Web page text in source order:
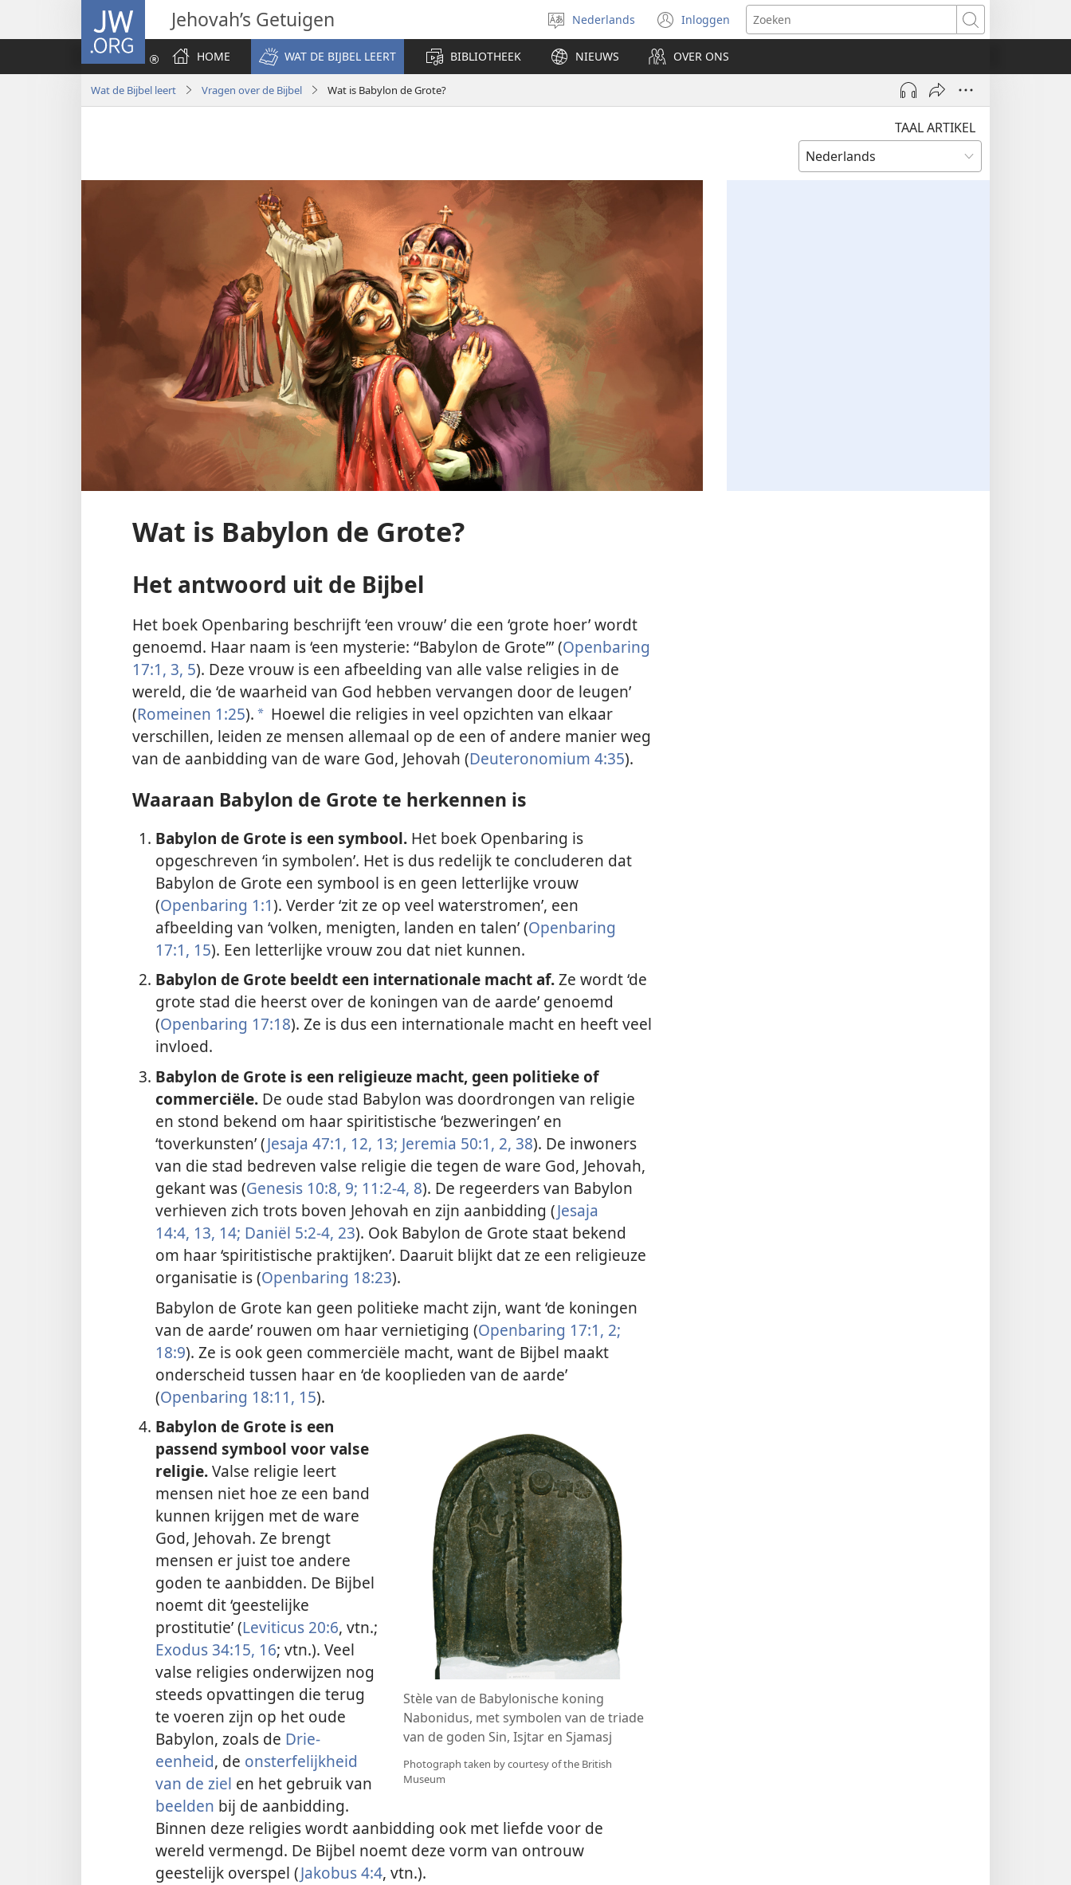
JW.ORG Jehovah’s Getuigen
Taal
selecteren
Nederlands Inloggen
(opent
nieuw
venster)
Zoeken
HOME
WAT DE BIJBEL LEERT BIBLIOTHEEK NIEUWS OVER ONS
Wat de Bijbel leert Vragen over de Bijbel Wat is Babylon de Grote?
TAAL ARTIKEL
Wat is Babylon de Grote?
Het antwoord uit de Bijbel
Het boek Openbaring beschrijft ‘een vrouw’ die een ‘grote hoer’ wordt
genoemd. Haar naam is ‘een mysterie: “Babylon de Grote”’ (Openbaring
17:1, 3, 5). Deze vrouw is een afbeelding van alle valse religies in de
wereld, die ‘de waarheid van God hebben vervangen door de leugen’
(Romeinen 1:25). a Hoewel die religies in veel opzichten van elkaar
verschillen, leiden ze mensen allemaal op de een of andere manier weg
van de aanbidding van de ware God, Jehovah (Deuteronomium 4:35).
Waaraan Babylon de Grote te herkennen is
Babylon de Grote is een symbool.Het boek Openbaring is
opgeschreven ‘in symbolen’. Het is dus redelijk te concluderen dat
Babylon de Grote een symbool is en geen letterlijke vrouw
(Openbaring 1:1). Verder ‘zit ze op veel waterstromen’, een
afbeelding van ‘volken, menigten, landen en talen’ (Openbaring
17:1, 15). Een letterlijke vrouw zou dat niet kunnen.
Babylon de Grote beeldt een internationale macht af.Ze wordt ‘de
grote stad die heerst over de koningen van de aarde’ genoemd
(Openbaring 17:18). Ze is dus een internationale macht en heeft veel
invloed.
Babylon de Grote is een religieuze macht, geen politieke of
commerciële.De oude stad Babylon was doordrongen van religie
en stond bekend om haar spiritistische ‘bezweringen’ en
‘toverkunsten’ (Jesaja 47:1, 12, 13; Jeremia 50:1, 2, 38). De inwoners
van die stad bedreven valse religie die tegen de ware God, Jehovah,
gekant was (Genesis 10:8, 9; 11:2-4, 8). De regeerders van Babylon
verhieven zich trots boven Jehovah en zijn aanbidding (Jesaja
14:4, 13, 14; Daniël 5:2-4, 23). Ook Babylon de Grote staat bekend
om haar ‘spiritistische praktijken’. Daaruit blijkt dat ze een religieuze
organisatie is (Openbaring 18:23).
Babylon de Grote kan geen politieke macht zijn, want ‘de koningen
van de aarde’ rouwen om haar vernietiging (Openbaring 17:1, 2;
18:9). Ze is ook geen commerciële macht, want de Bijbel maakt
onderscheid tussen haar en ‘de kooplieden van de aarde’
(Openbaring 18:11, 15).
Photograph taken by courtesy of the British
Museum
Stèle van de Babylonische koning
Nabonidus, met symbolen van de triade
van de goden Sin, Isjtar en Sjamasj
Babylon de Grote is een
passend symbool voor valse
religie.Valse religie leert
mensen niet hoe ze een band
kunnen krijgen met de ware
God, Jehovah. Ze brengt
mensen er juist toe andere
goden te aanbidden. De Bijbel
noemt dit ‘geestelijke
prostitutie’ (Leviticus 20:6, vtn.;
Exodus 34:15, 16; vtn.). Veel
valse religies onderwijzen nog
steeds opvattingen die terug
te voeren zijn op het oude
Babylon, zoals de Drie-
eenheid, de onsterfelijkheid
van de ziel en het gebruik van
beelden bij de aanbidding.
Binnen deze religies wordt aanbidding ook met liefde voor de
wereld vermengd. De Bijbel noemt deze vorm van ontrouw
geestelijk overspel (Jakobus 4:4, vtn.).